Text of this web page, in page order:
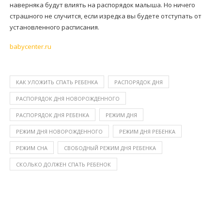
наверняка будут влиять на распорядок малыша. Но ничего
страшного не случится, если изредка вы будете отступать от
установленного расписания.
babycenter.ru
КАК УЛОЖИТЬ СПАТЬ РЕБЕНКА РАСПОРЯДОК ДНЯ
РАСПОРЯДОК ДНЯ НОВОРОЖДЕННОГО
РАСПОРЯДОК ДНЯ РЕБЕНКА РЕЖИМ ДНЯ
РЕЖИМ ДНЯ НОВОРОЖДЕННОГО РЕЖИМ ДНЯ РЕБЕНКА
РЕЖИМ СНА СВОБОДНЫЙ РЕЖИМ ДНЯ РЕБЕНКА
СКОЛЬКО ДОЛЖЕН СПАТЬ РЕБЕНОК